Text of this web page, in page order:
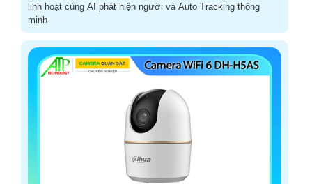
linh hoạt cùng AI phát hiện người và Auto Tracking thông
minh